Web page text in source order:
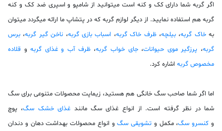
اگر گربه شما دارای کک و کنه است میتوانید از شامپو و اسپری ضد کک و کنه
گربه هم استفاده نمایید. از دیگر لوازم گربه که در پتشاپ ما ارائه میگردد میتوان
بهخاک گربه،بیلچه،ظرف خاک گربه، اسباب بازی گربه، ناخن گیر گربه، برس
گربه، پرزگیر موی حیوانات،جای خواب گربه،ظرف آب و غذای گربهو قلاده
مخصوص گربه اشاره کرد.
اما اگر شما صاحب سگ خانگی هم هستید، زیماپت محصولات متنوعی برای سگ
شما در نظر گرفته است. از انواع غذای سگ مانند غذای خشک سگ، پوچ
و کنسرو سگ، مکمل و تشویقی سگو انواع محصولات بهداشت دهان و دندان